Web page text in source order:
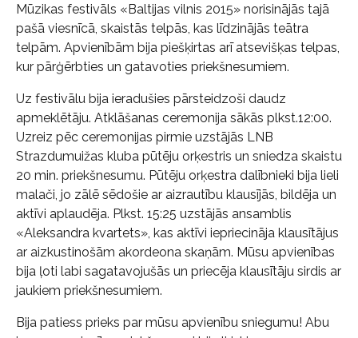
Mūzikas festivāls «Baltijas vilnis 2015» norisinājās tajā
pašā viesnīcā, skaistās telpās, kas līdzinājās teātra
telpām. Apvienībām bija piešķirtas arī atsevišķas telpas,
kur pārģērbties un gatavoties priekšnesumiem.
Uz festivālu bija ieradušies pārsteidzoši daudz
apmeklētāju. Atklāšanas ceremonija sākās plkst.12:00.
Uzreiz pēc ceremonijas pirmie uzstājās LNB
Strazdumuižas kluba pūtēju orķestris un sniedza skaistu
20 min. priekšnesumu. Pūtēju orķestra dalībnieki bija lieli
malači, jo zālē sēdošie ar aizrautību klausījās, bildēja un
aktīvi aplaudēja. Plkst. 15:25 uzstājās ansamblis
«Aleksandra kvartets», kas aktīvi iepriecināja klausītājus
ar aizkustinošām akordeona skaņām. Mūsu apvienības
bija ļoti labi sagatavojušās un priecēja klausītāju sirdis ar
jaukiem priekšnesumiem.
Bija patiess prieks par mūsu apvienību sniegumu! Abu